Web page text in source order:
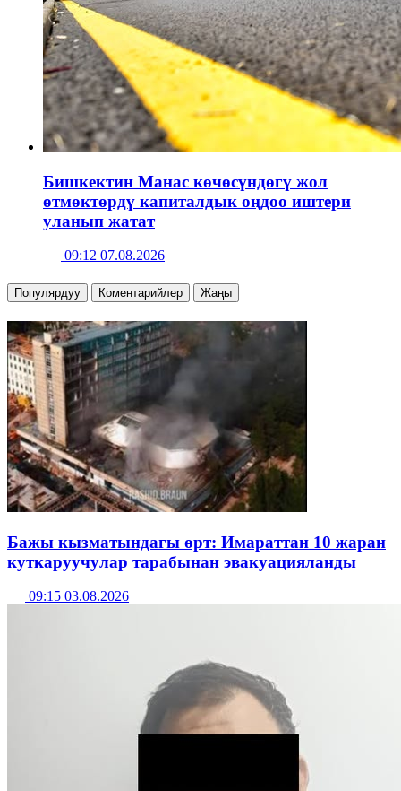
Бишкектин Манас көчөсүндөгү жол
өтмөктөрдү капиталдык оңдоо иштери
уланып жатат
09:12 07.08.2026
Популярдуу Коментарийлер Жаңы
Бажы кызматындагы өрт: Имараттан 10 жаран
куткаруучулар тарабынан эвакуацияланды
09:15 03.08.2026